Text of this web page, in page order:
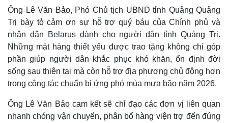
Ông Lê Văn Bảo, Phó Chủ tịch UBND tỉnh Quảng Quảng
Trị bày tỏ cảm ơn sự hỗ trợ quý báu của Chính phủ và
nhân dân Belarus dành cho người dân tỉnh Quảng Trị.
Những mặt hàng thiết yếu được trao tặng không chỉ góp
phần giúp người dân khắc phục khó khăn, ổn định đời
sống sau thiên tai mà còn hỗ trợ địa phương chủ động hơn
trong công tác chuẩn bị ứng phó mùa mưa bão năm 2026.
Ông Lê Văn Bảo cam kết sẽ chỉ đạo các đơn vị liên quan
nhanh chóng vận chuyển, phân bổ hàng viện trợ đến đúng